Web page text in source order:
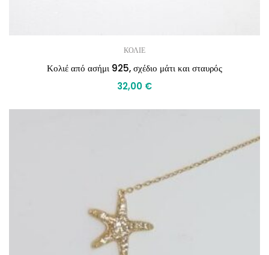
ΚΟΛΙΕ
Κολιέ από ασήμι 925, σχέδιο μάτι και σταυρός
32,00 €